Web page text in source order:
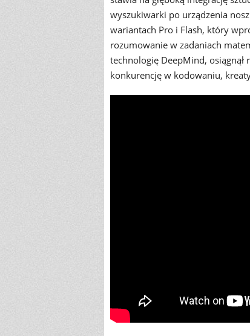
wyszukiwarki po urządzenia
wariantach Pro i Flash, który
rozumowanie w zadaniach
technologię DeepMind,
konkurencję w kodowaniu,